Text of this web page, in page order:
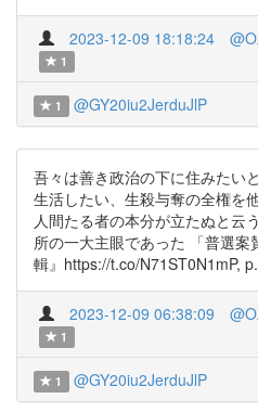
2023-12-09 18:18:24
1
1 @GY20iu2JerduJlP
吾々は善き政治の下に住みたい
生活したい、生殺与奪の全権を
人間たる者の本分が立たぬと云
所の一大主眼であった 「普選
輯』https://t.co/N71ST0N1mP,
2023-12-09 06:38:09
1
1 @GY20iu2JerduJlP